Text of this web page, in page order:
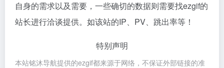
自身的需求以及需要，一些确切的数据则需要找ezgif的
站长进行洽谈提供。如该站的IP、PV、跳出率等！
特别声明
本站铭沐导航提供的ezgif都来源于网络，不保证外部链接的准